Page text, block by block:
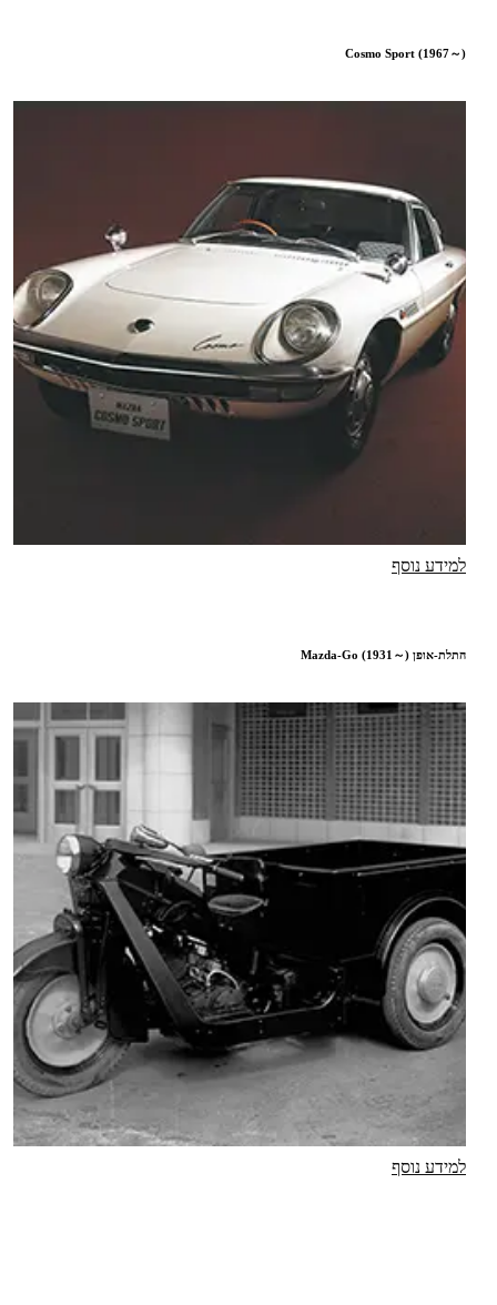
Cosmo Sport (1967～)
למידע נוסף
התלת-אופן Mazda-Go (1931～)
למידע נוסף